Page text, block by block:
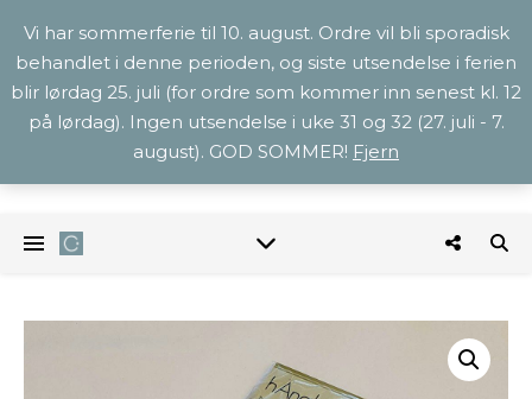
Vi har sommerferie til 10. august. Ordre vil bli sporadisk
behandlet i denne perioden, og siste utsendelse i ferien
blir lørdag 25. juli (for ordre som kommer inn senest kl. 12
på lørdag). Ingen utsendelse i uke 31 og 32 (27. juli - 7.
august). GOD SOMMER! Fjern